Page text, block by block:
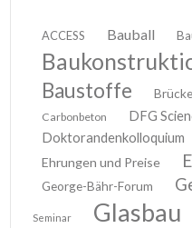
ACCESS Bauball
Baustoffe
Carbonbeton
DFG
Doktorandenkolloquium
Ehrungen und Preise
George-Bähr-Forum
Seminar Glasbau